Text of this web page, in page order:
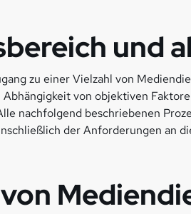
und
zu einer Vielzahl von
von objektiven
nachfolgend beschriebenen
der Anforderungen an